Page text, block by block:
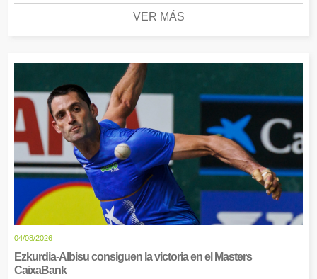
VER MÁS
04/08/2026
Ezkurdia-Albisu consiguen la victoria en el Masters
CaixaBank